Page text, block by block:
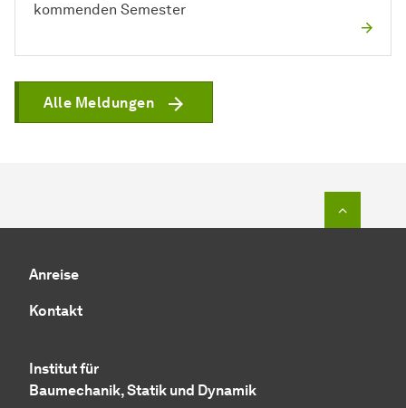
kommenden Semester
Alle Meldungen
Anreise
Kontakt
Institut für
Baumechanik, Statik und Dynamik